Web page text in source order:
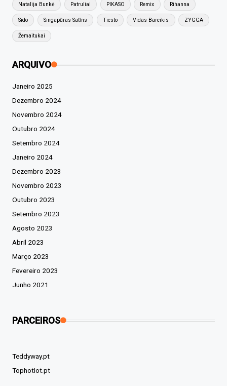
Natalija Bunkė Patruliai PIKASO Remix Rihanna
Sido Singapūras Satīns Tiesto Vidas Bareikis ZYGGA
Žemaitukai
ARQUIVO
Janeiro 2025
Dezembro 2024
Novembro 2024
Outubro 2024
Setembro 2024
Janeiro 2024
Dezembro 2023
Novembro 2023
Outubro 2023
Setembro 2023
Agosto 2023
Abril 2023
Março 2023
Fevereiro 2023
Junho 2021
PARCEIROS
Teddyway.pt
Tophotlot.pt